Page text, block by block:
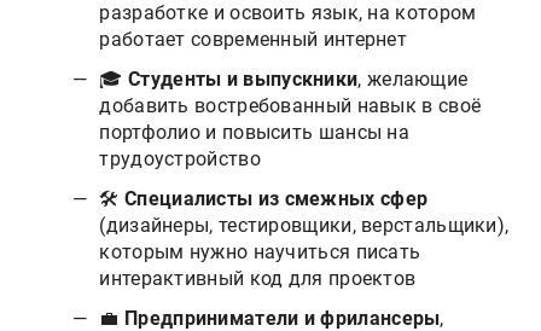
разработке и освоить язык, на котором
работает современный интернет
🎓 Студенты и выпускники, желающие
добавить востребованный навык в своё
портфолио и повысить шансы на
трудоустройство
🛠 Специалисты из смежных сфер
(дизайнеры, тестировщики, верстальщики),
которым нужно научиться писать
интерактивный код для проектов
💼 Предприниматели и фрилансеры,